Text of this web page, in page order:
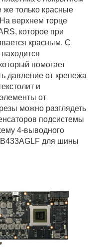
же только красные
верхнем торце
которое при
красным. С
помогает
давление от крепежа
и
от
можно разглядеть
подсистемы
4-выводного
для шины